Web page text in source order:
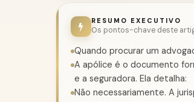
RESUMO EXECUTIVO
Os pontos-chave deste
Quando procurar um
A apólice é o documento
e a seguradora. Ela detalha:
Não necessariamente. A